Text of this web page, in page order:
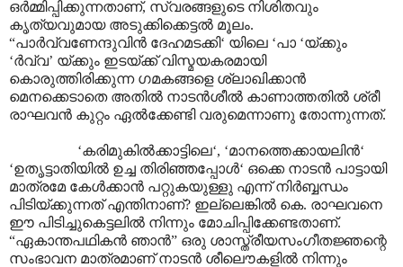
ഒർമ്മിപ്പിക്കുന്നതാണ്, സ്വരങ്ങളുടെ നിശിതവും
കൃത്യവുമായ അടുക്കിക്കെട്ടൽ മൂലം.
“പാർവ്വണേന്ദുവിൻ ദേഹമടക്കി‘ യിലെ ‘പാ ‘യ്ക്കും
‘ർവ്വ’ യ്ക്കും ഇടയ്ക്ക് വിസ്മയകരമായി
കൊരുത്തിരിക്കുന്ന ഗമകങ്ങളെ ശ്ലാഖിക്കാൻ
മെനക്കെടാതെ അതിൽ നാടൻശീൽ കാണാത്തതിൽ ശ്രീ
രാഘവൻ കുറ്റം ഏൽക്കേണ്ടി വരുമെന്നാണു തോന്നുന്നത്.
‘കരിമുകിൽക്കാട്ടിലെ‘, ‘മാനത്തെക്കായലിൻ‘
‘ഉതൃട്ടാതിയിൽ ഉച്ച തിരിഞ്ഞപ്പോൾ‘ ഒക്കെ നാടൻ പാട്ടായി
മാത്രമേ കേൾക്കാൻ പറ്റുകയുള്ളു എന്ന് നിർബ്ബന്ധം
പിടിയ്ക്കുന്നത് എന്തിനാണ്? ഇല്ലെങ്കിൽ കെ. രാഘവനെ
ഈ പിടിച്ചുകെട്ടലിൽ നിന്നും മോചിപ്പിക്കേണ്ടതാണ്.
“ഏകാന്തപഥികൻ ഞാൻ” ഒരു ശാസ്ത്രീയസംഗീതജ്ഞന്റെ
സംഭാവന മാത്രമാണ് നാടൻ ശീലൌകളിൽ നിന്നും